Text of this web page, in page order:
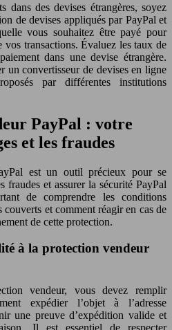
dans des devises étrangères, soyez
de devises appliqués par PayPal et
vous souhaitez être payé pour
vos transactions. Évaluez les taux de
dans une devise étrangère.
un convertisseur de devises en ligne
par différentes institutions
PayPal : votre
et les fraudes
est un outil précieux pour se
fraudes et assurer la sécurité PayPal
de comprendre les conditions
et comment réagir en cas de
de cette protection.
à la protection vendeur
vendeur, vous devez remplir
expédier l’objet à l’adresse
une preuve d’expédition valide et
Il est essentiel de respecter